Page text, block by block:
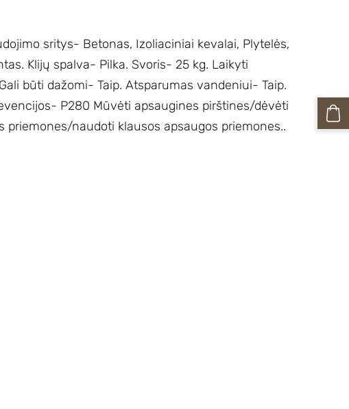
sritys- Betonas, Izoliaciniai kevalai, Plytelės,
Klijų spalva- Pilka. Svoris- 25 kg. Laikyti
būti dažomi- Taip. Atsparumas vandeniui- Taip.
P280 Mūvėti apsaugines pirštines/dėvėti
naudoti klausos apsaugos priemones..